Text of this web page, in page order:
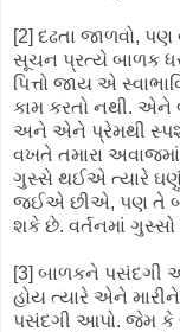
[2] દઢતા જાળવો, પણ
સૂચન પ્રત્યે બાળક
પિત્તો જાય એ
કામ કરતો નથી.
અને એને પ્રેમથી
વખતે તમારા
ગુસ્સે થઈએ ત્યારે ઘણું
જઈએ છીએ, પણ તે
શકે છે. વર્તનમાં
[3] બાળકને પસંદગી
હોય ત્યારે એને
પસંદગી આપો. જેમ કે